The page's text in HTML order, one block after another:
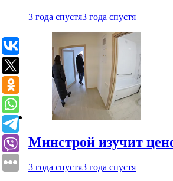
3 года спустя3 года спустя
Минстрой изучит
3 года спустя3 года спустя